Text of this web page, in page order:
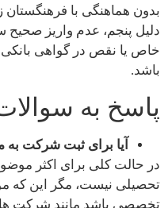
بدون هماهنگی با فرهنگستان
دلیل پنجم، عدم واریز
خاص یا نقص در گواهی بانکی
باشد.
پاسخ به
آیا برای ثبت شرکت به
در حالت کلی برای اکثر
تحصیلی نیست، مگر این که
تخصصی باشد مانند شرکت